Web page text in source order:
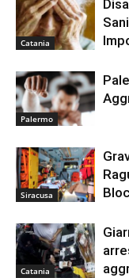
Catania
Palermo
Siracusa
Catania